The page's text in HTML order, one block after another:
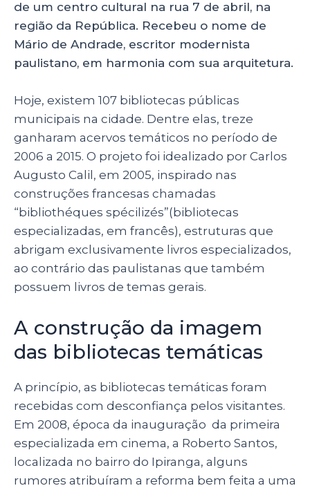
de um centro cultural na rua 7 de abril, na
região da República. Recebeu o nome de
Mário de Andrade, escritor modernista
paulistano, em harmonia com sua arquitetura.
Hoje, existem 107 bibliotecas públicas
municipais na cidade. Dentre elas, treze
ganharam acervos temáticos no período de
2006 a 2015. O projeto foi idealizado por Carlos
Augusto Calil, em 2005, inspirado nas
construções francesas chamadas
“bibliothéques spécilizés”(bibliotecas
especializadas, em francês), estruturas que
abrigam exclusivamente livros especializados,
ao contrário das paulistanas que também
possuem livros de temas gerais.
A construção da imagem
das bibliotecas temáticas
A princípio, as bibliotecas temáticas foram
recebidas com desconfiança pelos visitantes.
Em 2008, época da inauguração da primeira
especializada em cinema, a Roberto Santos,
localizada no bairro do Ipiranga, alguns
rumores atribuíram a reforma bem feita a uma